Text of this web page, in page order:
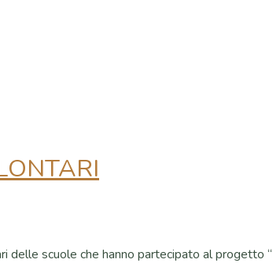
delle scuole che hanno partecipato al progetto